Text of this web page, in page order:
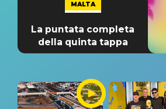
MALTA
La puntata completa
della quinta tappa